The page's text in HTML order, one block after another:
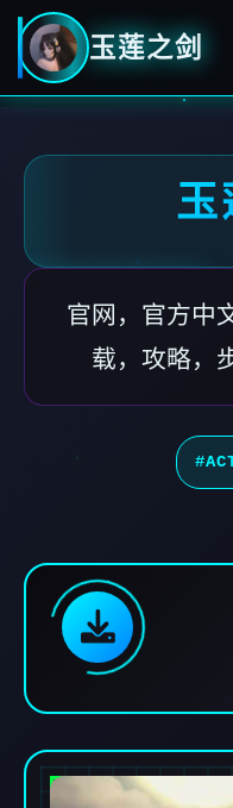
玉莲之剑
玉
官网，官方中
载，攻略，